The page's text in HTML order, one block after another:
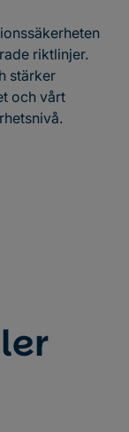
riktlinjer.
stärker
och vårt